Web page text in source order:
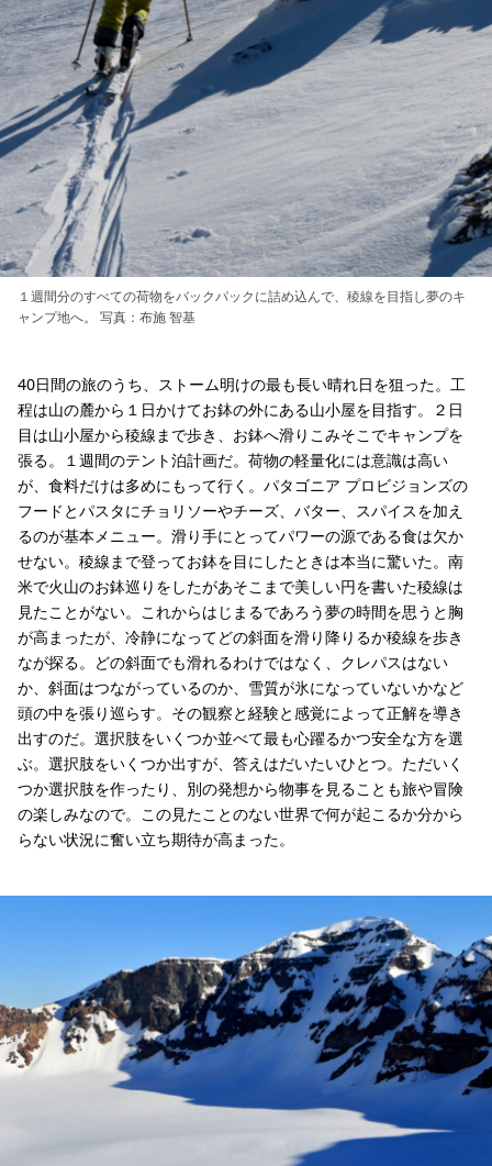
１週間分のすべての荷物をバックパックに詰め込んで、稜線を目指し夢のキ
ャンプ地へ。 写真：布施 智基
40日間の旅のうち、ストーム明けの最も長い晴れ日を狙った。工
程は山の麓から１日かけてお鉢の外にある山小屋を目指す。２日
目は山小屋から稜線まで歩き、お鉢へ滑りこみそこでキャンプを
張る。１週間のテント泊計画だ。荷物の軽量化には意識は高い
が、食料だけは多めにもって行く。パタゴニア プロビジョンズの
フードとパスタにチョリソーやチーズ、バター、スパイスを加え
るのが基本メニュー。滑り手にとってパワーの源である食は欠か
せない。稜線まで登ってお鉢を目にしたときは本当に驚いた。南
米で火山のお鉢巡りをしたがあそこまで美しい円を書いた稜線は
見たことがない。これからはじまるであろう夢の時間を思うと胸
が高まったが、冷静になってどの斜面を滑り降りるか稜線を歩き
なが探る。どの斜面でも滑れるわけではなく、クレパスはない
か、斜面はつながっているのか、雪質が氷になっていないかなど
頭の中を張り巡らす。その観察と経験と感覚によって正解を導き
出すのだ。選択肢をいくつか並べて最も心躍るかつ安全な方を選
ぶ。選択肢をいくつか出すが、答えはだいたいひとつ。ただいく
つか選択肢を作ったり、別の発想から物事を見ることも旅や冒険
の楽しみなので。この見たことのない世界で何が起こるか分から
らない状況に奮い立ち期待が高まった。